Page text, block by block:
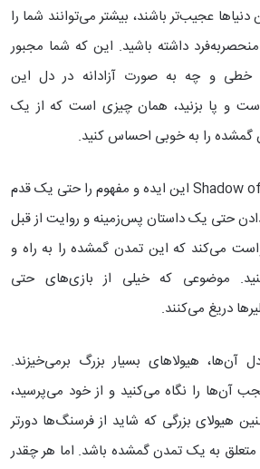
عجیب‌تر باشند، بیشتر می‌توانند شما را
داشته باشید. این که شما مجبور
و چه به صورت آزادانه در دل این
و پا بزنید، همان چیزی است که از یک
گمشده را به خوبی احساس کنید.
اما بازی Shadow of the Colossus این ایده و مفهوم را حتی یک قدم
دادن حتی یک داستان پس‌زمینه و روایت از قبل
می‌کند که این تمدن گمشده را به راه و
موضوعی که خیلی از بازی‌های حتی
دریغ می‌کنند.
آن‌ها، هیولاهای بسیار بزرگ برمی‌خیزند.
آن‌ها را نگاه می‌کنید و از خود می‌پرسید،
هیولای بزرگی که شاید از فرسنگ‌ها دورتر
به یک تمدن گمشده باشد. اما هر چقدر